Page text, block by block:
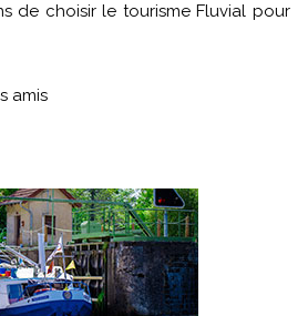
de choisir le tourisme Fluvial pour
amis